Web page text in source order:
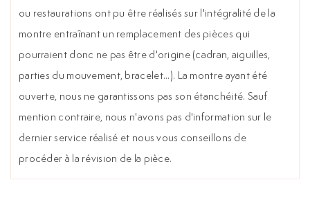
ou restaurations ont pu être réalisés sur l'intégralité de la
montre entraînant un remplacement des pièces qui
pourraient donc ne pas être d'origine (cadran, aiguilles,
parties du mouvement, bracelet...). La montre ayant été
ouverte, nous ne garantissons pas son étanchéité. Sauf
mention contraire, nous n'avons pas d'information sur le
dernier service réalisé et nous vous conseillons de
procéder à la révision de la pièce.